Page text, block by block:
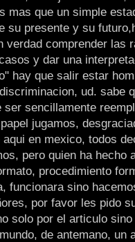
mas que un simple
su presente y su
verdad comprender las
y dar una
hay que salir estar
ud. sabe
ser sencillamente
jugamos,
en mexico, todos
pero quien ha hecho
procedimiento
funcionara sino
por favor les pido
solo por el articulo
de antemano, un